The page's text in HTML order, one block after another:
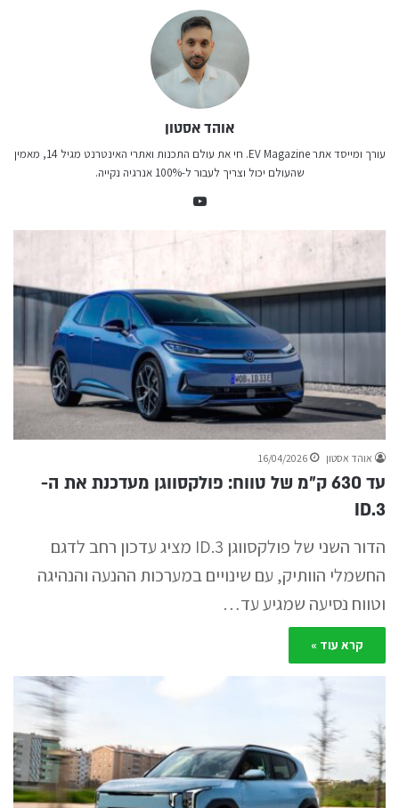
אוהד אסטון
עורך ומייסד אתר EV Magazine. חי את עולם התכנות ואתרי האינטרנט מגיל 14, מאמין
שהעולם יכול וצריך לעבור ל-100% אנרגיה נקייה.
אוהד אסטון 16/04/2026
עד 630 ק״מ של טווח: פולקסווגן מעדכנת את ה-
ID.3
הדור השני של פולקסווגן ID.3 מציג עדכון רחב לדגם
החשמלי הוותיק, עם שינויים במערכות ההנעה והנהיגה
וטווח נסיעה שמגיע עד…
קרא עוד »